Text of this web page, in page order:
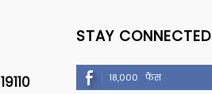
19110
STAY CONNECTED
18,000 फैंस